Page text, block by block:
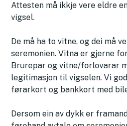
Attesten må ikkje vere eldre
vigsel.
De må ha to vitne, og dei må
seremonien. Vitna er gjerne
Brurepar og vitne/forlovarar
legitimasjon til vigselen. Vi
førarkort og bankkort med
Dersom ein av dykk er